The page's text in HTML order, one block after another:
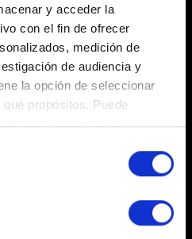
y acceder la
con el fin de ofrecer
medición de
de audiencia y
la opción de seleccionar
propósitos. Puede
en cualquier
sobre su ubicación
actualización para
en iOS y Android!
arcade de Cyberpunk